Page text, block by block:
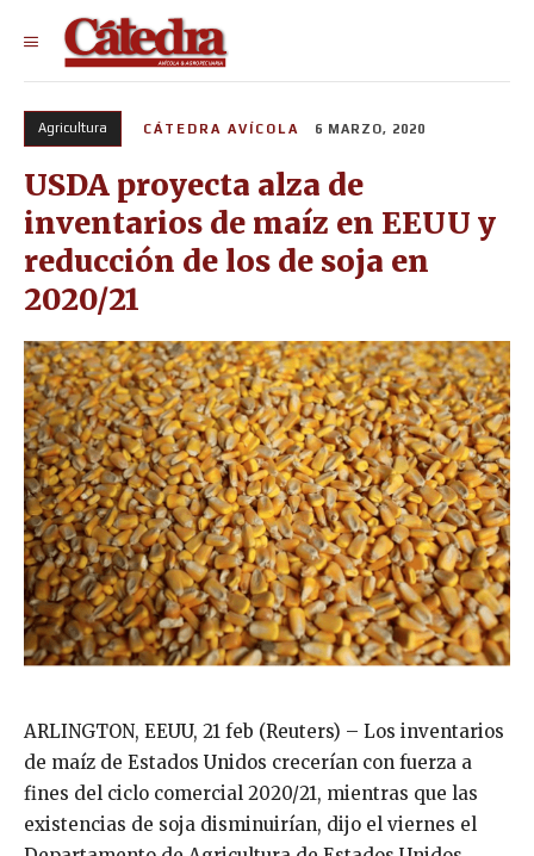
Agricultura CÁTEDRA AVÍCOLA 6 MARZO, 2020
USDA proyecta alza de
inventarios de maíz en EEUU y
reducción de los de soja en
2020/21
ARLINGTON, EEUU, 21 feb (Reuters) – Los inventarios
de maíz de Estados Unidos crecerían con fuerza a
fines del ciclo comercial 2020/21, mientras que las
existencias de soja disminuirían, dijo el viernes el